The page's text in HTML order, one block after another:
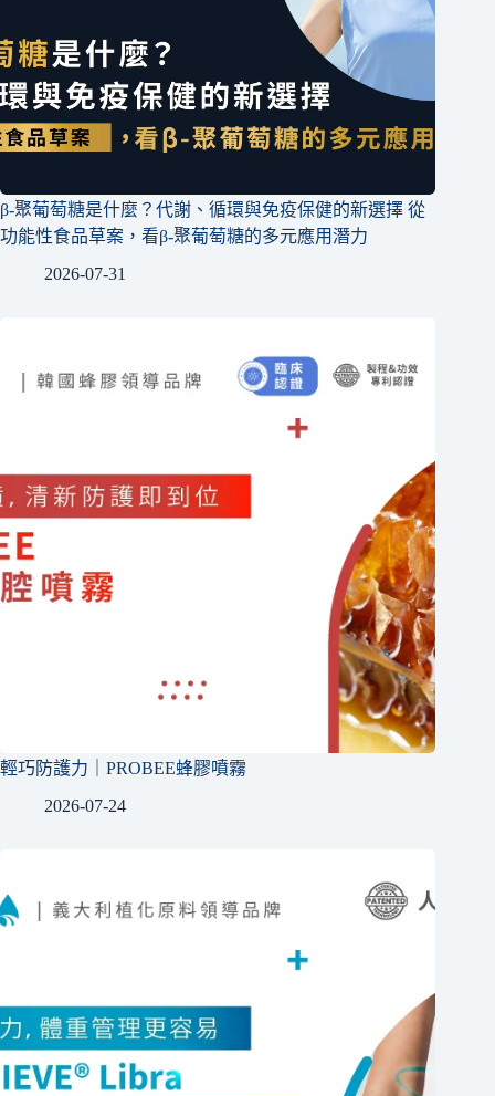
β-聚葡萄糖是什麼？代謝、循環與免疫保健的新選擇 從
功能性食品草案，看β-聚葡萄糖的多元應用潛力
2026-07-31
輕巧防護力｜PROBEE蜂膠噴霧
2026-07-24